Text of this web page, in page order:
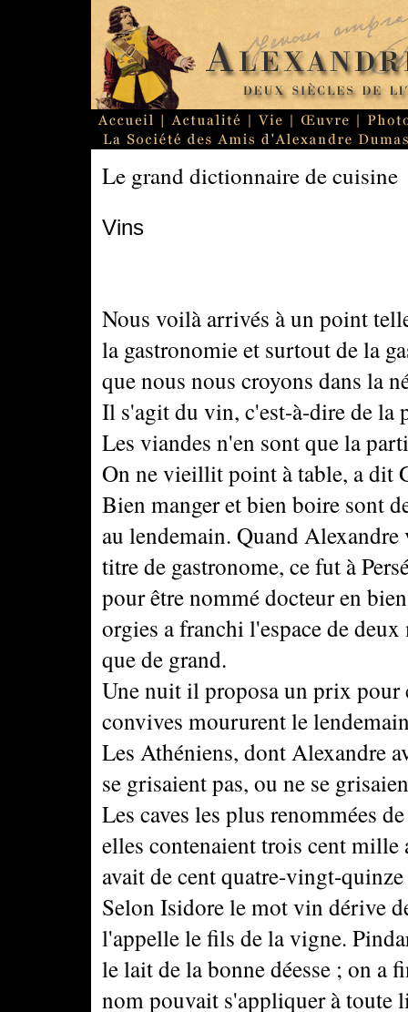
Le grand dictionnaire de cuisine
Vins
Nous voilà arrivés à un point
la gastronomie et surtout de la
que nous nous croyons dans la
Il s'agit du vin, c'est-à-dire de la
Les viandes n'en sont que la
On ne vieillit point à table, a dit
Bien manger et bien boire sont
au lendemain. Quand
titre de gastronome, ce fut à
pour être nommé docteur en
orgies a franchi l'espace de
que de grand.
Une nuit il proposa un prix pour
convives moururent le
Les Athéniens, dont Alexandre
se grisaient pas, ou ne se
Les caves les plus renommées
elles contenaient trois cent
avait de cent quatre-vingt-
Selon Isidore le mot vin dérive
l'appelle le fils de la vigne.
le lait de la bonne déesse ; on a
nom pouvait s'appliquer à toute